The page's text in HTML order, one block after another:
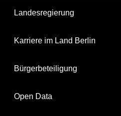
Landesregierung
Karriere im Land Berlin
Bürgerbeteiligung
Open Data